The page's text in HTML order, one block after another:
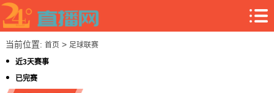
当前位置: 首页> 足球联赛
近3天赛事
已完赛